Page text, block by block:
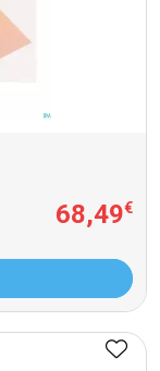
68,49€